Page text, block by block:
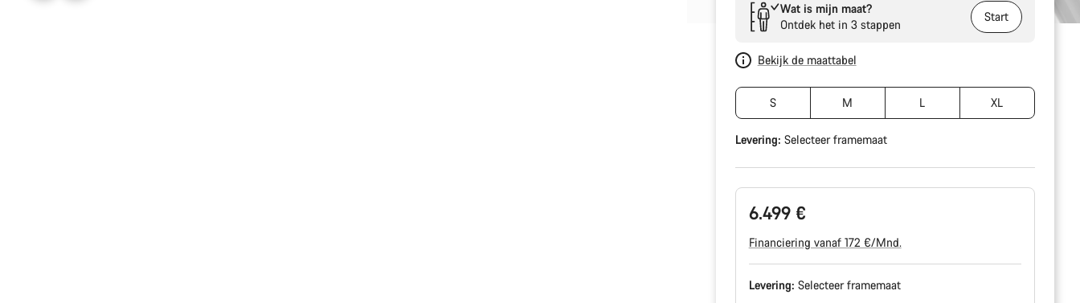
Wat is mijn maat?
Ontdek het in 3 stappen
Start
Bekijk de maattabel
S M L XL
Levering: Selecteerframemaat
6.499 €
Financiering vanaf 172 €/Mnd.
Levering: Selecteerframemaat